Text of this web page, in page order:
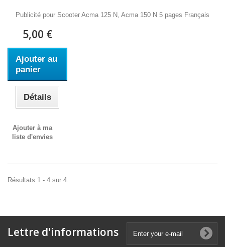
Publicité pour Scooter Acma 125 N, Acma 150 N 5 pages Français
5,00 €
Ajouter au
panier
Détails
Ajouter à ma
liste d'envies
Résultats 1 - 4 sur 4.
Lettre d'informations